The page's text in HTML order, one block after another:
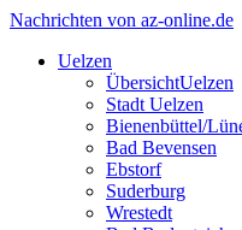
Nachrichten von az-online.de
Uelzen
ÜbersichtUelzen
Stadt Uelzen
Bienenbüttel/
Bad Bevensen
Ebstorf
Suderburg
Wrestedt